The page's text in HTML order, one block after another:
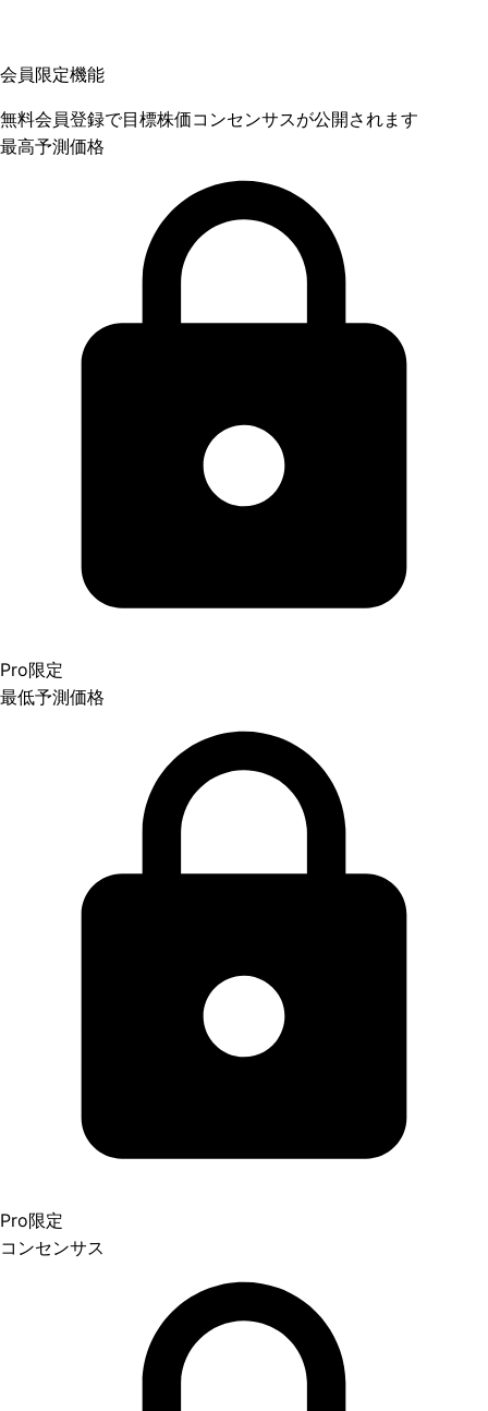
会員限定機能
無料会員登録で目標株価コンセンサスが公開されます
最高予測価格
Pro限定
最低予測価格
Pro限定
コンセンサス